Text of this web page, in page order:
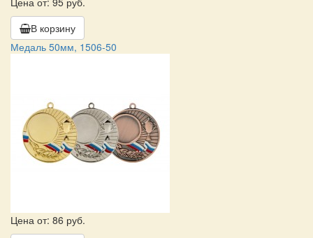
В корзину
Медаль 50мм, 1506-50
Цена от: 86 руб.